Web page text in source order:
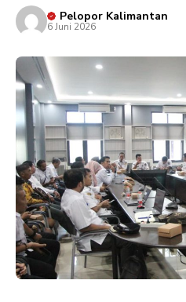
Pelopor Kalimantan
6 Juni 2026